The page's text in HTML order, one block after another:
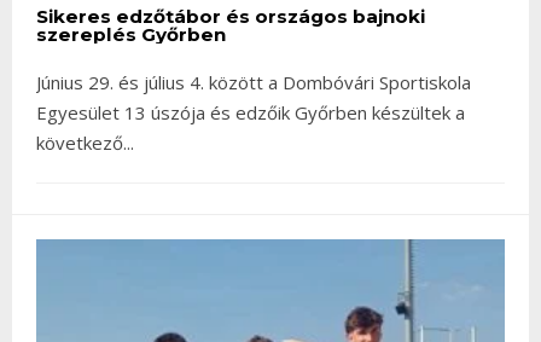
Sikeres edzőtábor és országos bajnoki
szereplés Győrben
Június 29. és július 4. között a Dombóvári Sportiskola
Egyesület 13 úszója és edzőik Győrben készültek a
következő...